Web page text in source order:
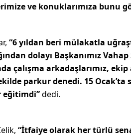
ve konuklarımıza bunu
“6 yıldan beri mülakatla
dolayı Başkanımız Vahap
çalışma arkadaşlarımız,
parkur denedi. 15 Ocak’ta
eğitimdi”dedi.
“İtfaiye olarak her türlü